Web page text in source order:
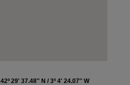
42º 29' 37.48'' N / 3º 4' 24.07'' W